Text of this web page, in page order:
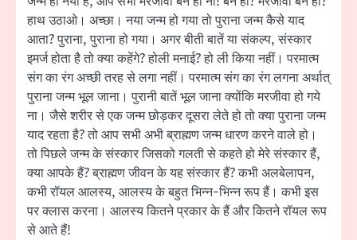
हाथ उठाओ। अच्छा। नया जन्म हो गया तो पुराना जन्म कैसे याद
आता? पुराना, पुराना हो गया। अगर बीती बातें या संकल्प, संस्कार
इमर्ज होता है तो क्या कहेंगे? होली मनाई? हो ली किया नहीं। परमात्म
संग का रंग अच्छी तरह से लगा नहीं। परमात्म संग का रंग लगना अर्थात्
पुराना जन्म भूल जाना। पुरानी बातें भूल जाना क्योंकि मरजीवा हो गये
ना। जैसे शरीर से एक जन्म छोड़कर दूसरा लेते हो तो क्या पुराना जन्म
याद रहता है? तो आप सभी अभी ब्राह्मण जन्म धारण करने वाले हो।
तो पिछले जन्म के संस्कार जिसको गलती से कहते हो मेरे संस्कार हैं,
क्या आपके हैं? ब्राह्मण जीवन के यह संस्कार हैं? कभी अलबेलापन,
कभी रॉयल आलस्य, आलस्य के बहुत भिन्न-भिन्न रूप हैं। कभी इस
पर क्लास करना। आलस्य कितने प्रकार के हैं और कितने रॉयल रूप
से आते हैं!